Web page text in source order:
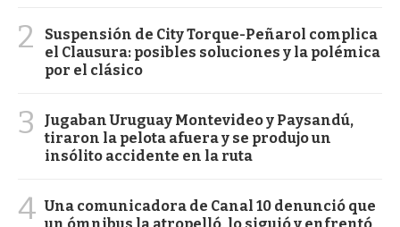
2
Suspensión de City Torque-Peñarol complica
el Clausura: posibles soluciones y la polémica
por el clásico
3
Jugaban Uruguay Montevideo y Paysandú,
tiraron la pelota afuera y se produjo un
insólito accidente en la ruta
4 Una comunicadora de Canal 10 denunció que